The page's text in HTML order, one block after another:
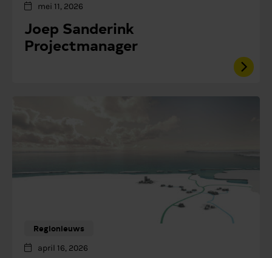
mei 11, 2026
Joep Sanderink
Projectmanager
Regionieuws
april 16, 2026